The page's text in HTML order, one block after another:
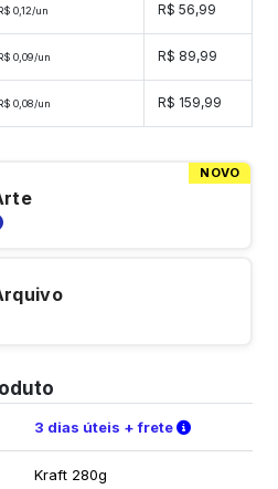
0,12/un R$ 56,99
0,09/un R$ 89,99
0,08/un R$ 159,99
NOVO
3 dias úteis + frete Verifique
Kraft 280g